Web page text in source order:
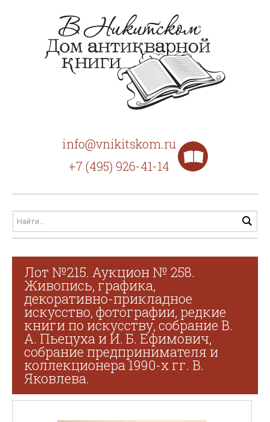
info@vnikitskom.ru
+7 (495) 926-41-14
Лот №215. Аукцион № 258.
Живопись, графика,
декоративно-прикладное
искусство, фотографии, редкие
книги по искусству, собрание В.
А. Пьецуха и И. Б. Ефимович,
собрание предпринимателя и
коллекционера 1990-х гг. В.
Яковлева.